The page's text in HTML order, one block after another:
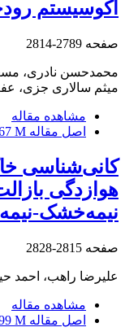
اکوسیستم
صفحه 2789-2814
محمدحسن نادری،
میثم سالاری جزی،
مشاهده مقاله
اصل مقاله M
کانی‌شناسی
هوازدگی
نیمه‌خشک-
صفحه 2815-2828
علیرضا راهب، احمد
مشاهده مقاله
اصل مقاله M